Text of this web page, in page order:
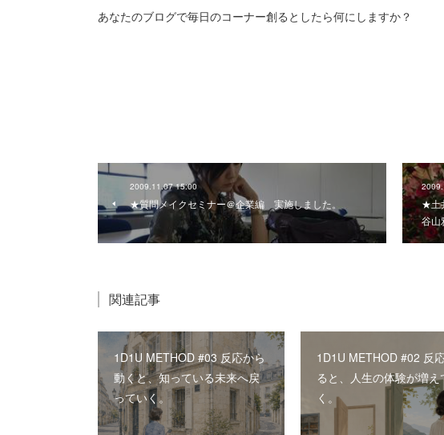
あなたのブログで毎日のコーナー創るとしたら何にしますか？
2009.11.07 15:00
★質問メイクセミナー＠企業編 実施しました。
★土
谷山
関連記事
1D1U METHOD #03 反応から
動くと、知っている未来へ戻
っていく。
1D1U METHOD #02 反
ると、人生の体験が増え
く。